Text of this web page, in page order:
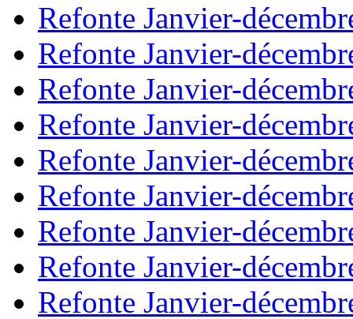
Refonte Janvier-
Refonte Janvier-
Refonte Janvier-
Refonte Janvier-
Refonte Janvier-
Refonte Janvier-
Refonte Janvier-
Refonte Janvier-
Refonte Janvier-